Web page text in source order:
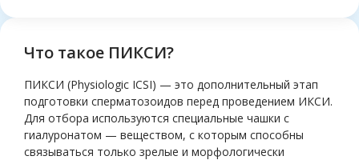
Что такое ПИКСИ?
ПИКСИ (Physiologic ICSI) — это дополнительный этап
подготовки сперматозоидов перед проведением ИКСИ.
Для отбора используются специальные чашки с
гиалуронатом — веществом, с которым способны
связываться только зрелые и морфологически